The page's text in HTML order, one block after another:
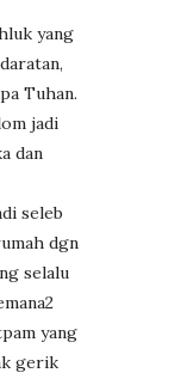
yang
Tuhan.
jadi
dan
seleb
dgn
selalu
yang
gerik